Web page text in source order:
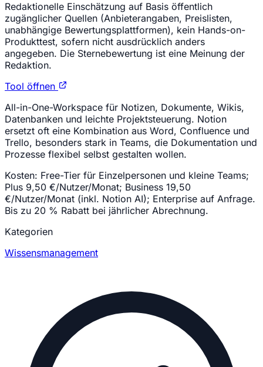
Redaktionelle Einschätzung auf Basis öffentlich
zugänglicher Quellen (Anbieterangaben, Preislisten,
unabhängige Bewertungsplattformen), kein Hands-on-
Produkttest, sofern nicht ausdrücklich anders
angegeben. Die Sternebewertung ist eine Meinung der
Redaktion.
Tool öffnen
All-in-One-Workspace für Notizen, Dokumente, Wikis,
Datenbanken und leichte Projektsteuerung. Notion
ersetzt oft eine Kombination aus Word, Confluence und
Trello, besonders stark in Teams, die Dokumentation und
Prozesse flexibel selbst gestalten wollen.
Kosten: Free-Tier für Einzelpersonen und kleine Teams;
Plus 9,50 €/Nutzer/Monat; Business 19,50
€/Nutzer/Monat (inkl. Notion AI); Enterprise auf Anfrage.
Bis zu 20 % Rabatt bei jährlicher Abrechnung.
Kategorien
Wissensmanagement